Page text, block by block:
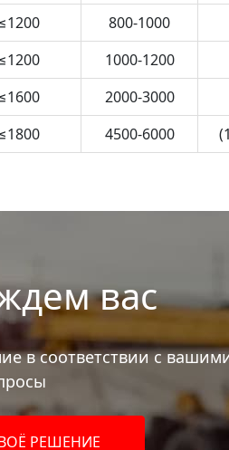
800-1000
1000-1200
2000-3000
4500-6000
вас
в соответствии с
РЕШЕНИЕ